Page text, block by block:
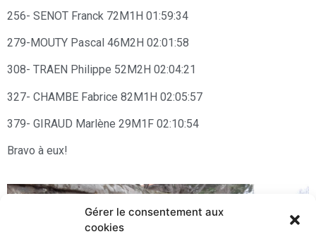
Gérer le consentement aux
cookies
256- SENOT Franck 72M1H 01:59:34
279-MOUTY Pascal 46M2H 02:01:58
308- TRAEN Philippe 52M2H 02:04:21
327- CHAMBE Fabrice 82M1H 02:05:57
379- GIRAUD Marlène 29M1F 02:10:54
Bravo à eux!